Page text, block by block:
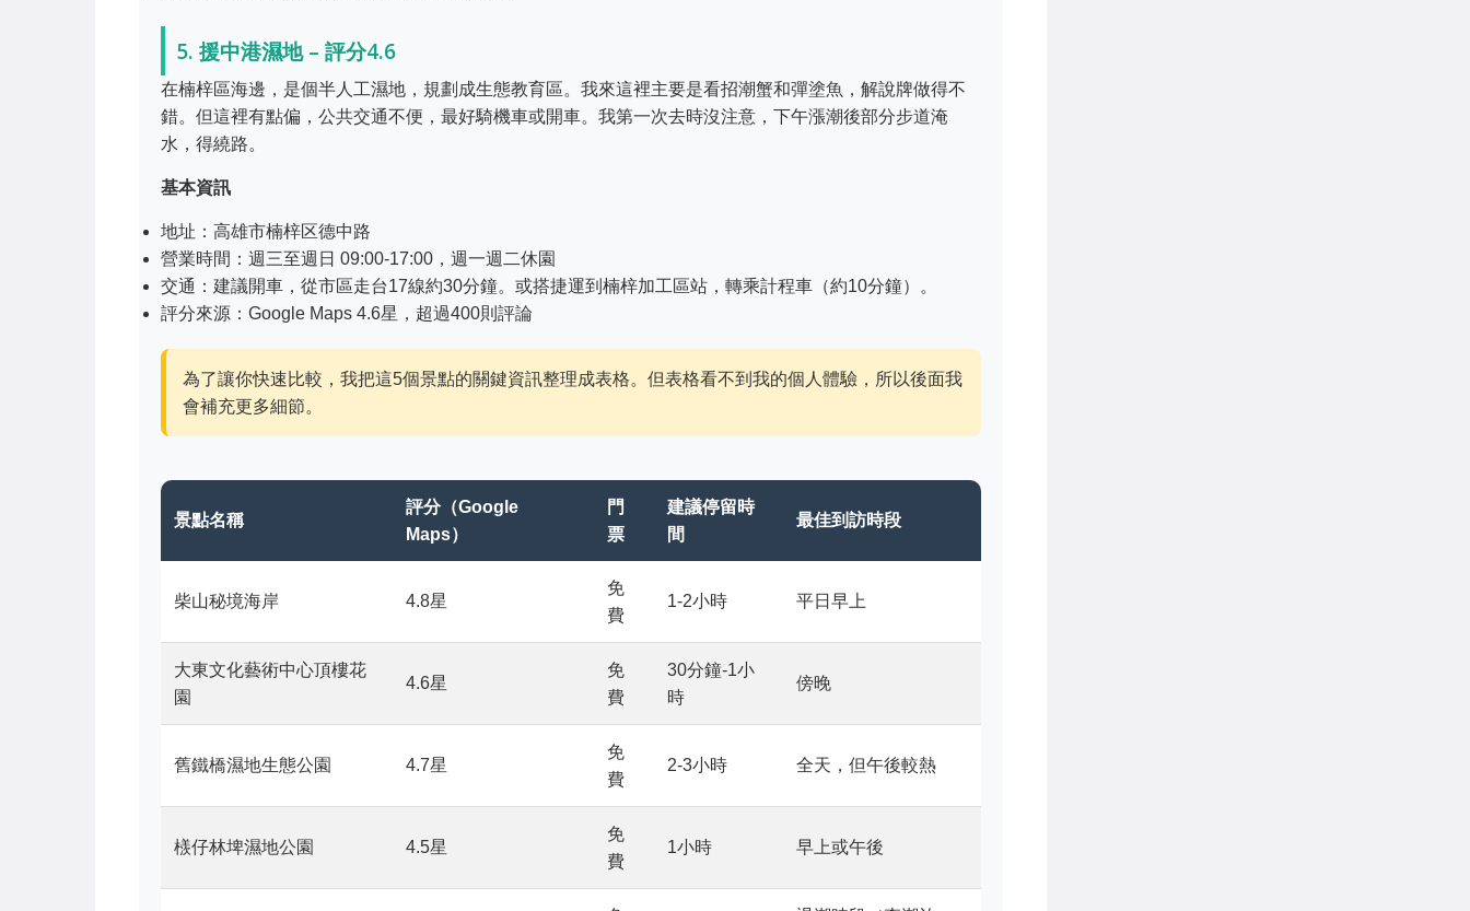
5. 援中港濕地 – 評分4.6
在楠梓區海邊，是個半人工濕地，規劃成生態教育區。我來這裡主要是看招潮蟹和彈塗魚，解說牌做得不
錯。但這裡有點偏，公共交通不便，最好騎機車或開車。我第一次去時沒注意，下午漲潮後部分步道淹
水，得繞路。
基本資訊
地址：高雄市楠梓区德中路
營業時間：週三至週日 09:00-17:00，週一週二休園
交通：建議開車，從市區走台17線約30分鐘。或搭捷運到楠梓加工區站，轉乘計程車（約10分鐘）。
評分來源：Google Maps 4.6星，超過400則評論
為了讓你快速比較，我把這5個景點的關鍵資訊整理成表格。但表格看不到我的個人體驗，所以後面我
會補充更多細節。
景點名稱
評分（Google
Maps）
門
票
建議停留時
間
最佳到訪時段
柴山秘境海岸 4.8星
免
費
1-2小時 平日早上
大東文化藝術中心頂樓花
園
4.6星
免
費
30分鐘-1小
時
傍晚
舊鐵橋濕地生態公園 4.7星
免
費
2-3小時 全天，但午後較熱
檨仔林埤濕地公園 4.5星
免
費
1小時 早上或午後